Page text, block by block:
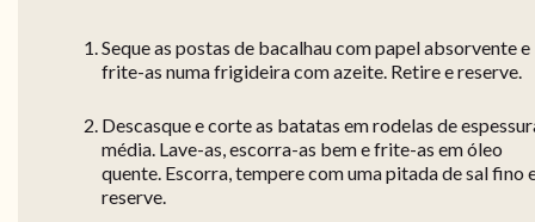
Seque as postas de bacalhau com papel absorvente e
frite-as numa frigideira com azeite. Retire e reserve.
Descasque e corte as batatas em rodelas de
média. Lave-as, escorra-as bem e frite-as em óleo
quente. Escorra, tempere com uma pitada de sal fino
reserve.